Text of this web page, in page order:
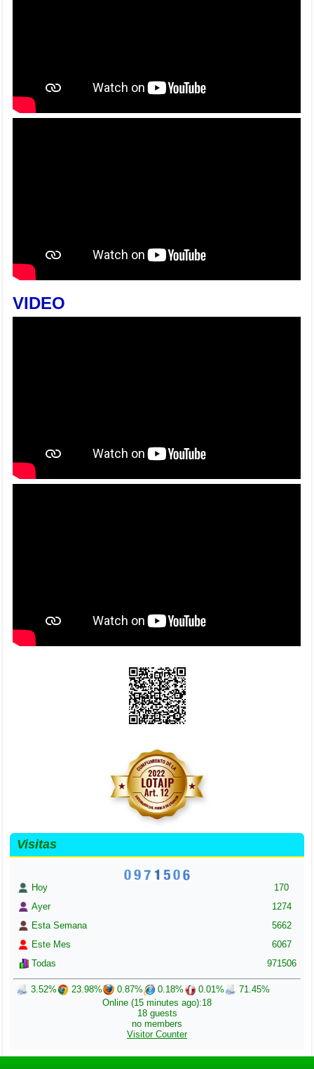
VIDEO
Visitas
Hoy
Ayer
Esta Semana
Este Mes
Todas
170
1274
5662
6067
971506
3.52% 23.98% 0.87% 0.18% 0.01%
71.45%
Online (15 minutes ago):18
18 guests
no members
Visitor Counter